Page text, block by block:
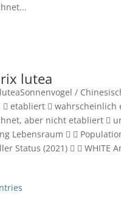
lutea
/
etabliert  wahrscheinlich
aber nicht etabliert 
Lebensraum  
Status (2021)   WHITE